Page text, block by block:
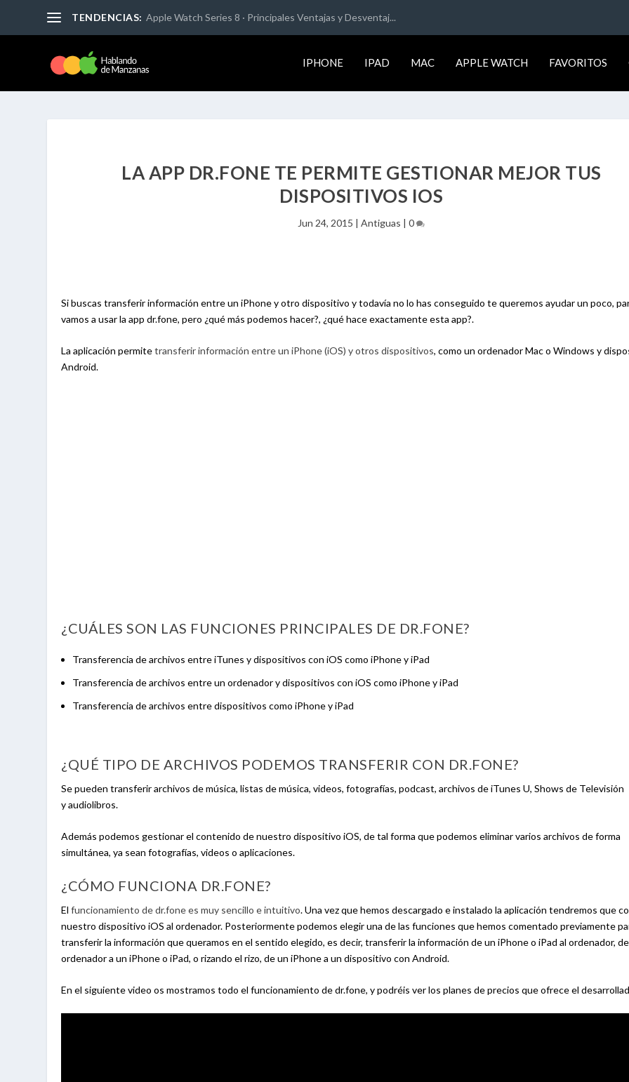
TENDENCIAS: Apple Watch Series 8 · Principales Ventajas y Desventaj...
IPHONE IPAD MAC APPLE WATCH FAVORITOS
LA APP DR.FONE TE PERMITE GESTIONAR MEJOR TUS
DISPOSITIVOS IOS
Jun 24, 2015 |Antiguas |0
Si buscas transferir información entre un iPhone y otro dispositivo y todavía no lo has conseguido te queremos ayudar un poco,
vamos a usar la app dr.fone, pero ¿qué más podemos hacer?, ¿qué hace exactamente esta app?.
La aplicación permitetransferir información entre un iPhone (iOS) y otros dispositivos, como un ordenador Mac o Windows y
Android.
¿CUÁLES SON LAS FUNCIONES PRINCIPALES DE DR.FONE?
Transferencia de archivos entre iTunes y dispositivos con iOS como iPhone y iPad
Transferencia de archivos entre un ordenador y dispositivos con iOS como iPhone y iPad
Transferencia de archivos entre dispositivos como iPhone y iPad
¿QUÉ TIPO DE ARCHIVOS PODEMOS TRANSFERIR CON DR.FONE?
Se pueden transferir archivos de música, listas de música, videos, fotografías, podcast, archivos de iTunes U, Shows de Televisión
y audiolibros.
Además podemos gestionar el contenido de nuestro dispositivo iOS, de tal forma que podemos eliminar varios archivos de forma
simultánea, ya sean fotografías, videos o aplicaciones.
¿CÓMO FUNCIONA DR.FONE?
Elfuncionamiento de dr.fone es muy sencillo e intuitivo. Una vez que hemos descargado e instalado la aplicación tendremos que
nuestro dispositivo iOS al ordenador. Posteriormente podemos elegir una de las funciones que hemos comentado previamente
transferir la información que queramos en el sentido elegido, es decir, transferir la información de un iPhone o iPad al ordenador,
ordenador a un iPhone o iPad, o rizando el rizo, de un iPhone a un dispositivo con Android.
En el siguiente video os mostramos todo el funcionamiento de dr.fone, y podréis ver los planes de precios que ofrece el